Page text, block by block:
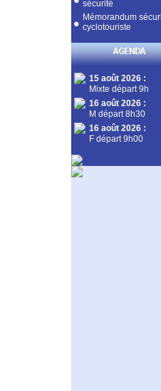
sécurité
Mémorandum
cyclotouriste
15 août 2026 :
Mixte départ 9h
16 août 2026 :
M départ 8h30
16 août 2026 :
F départ 9h00